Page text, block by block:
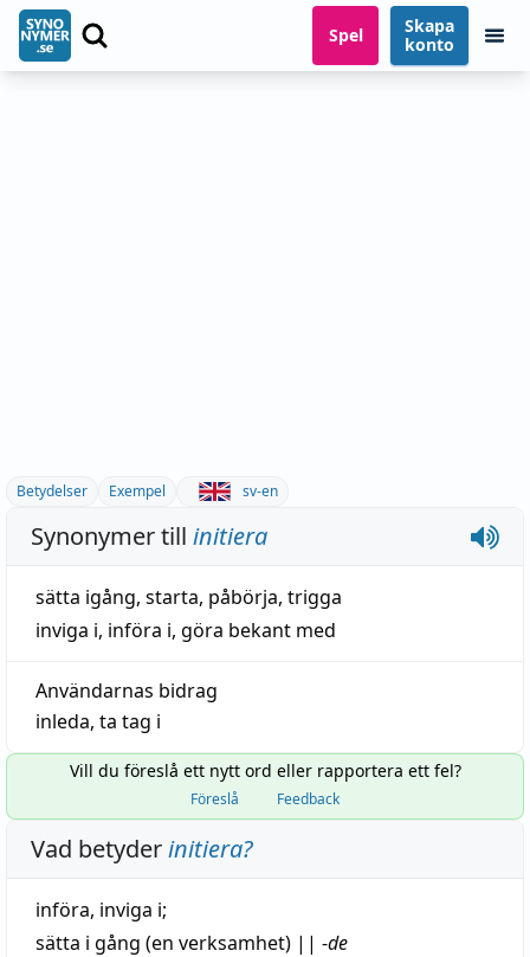
Spel
Skapa
konto
Betydelser Exempel sv-en
Synonymer till initiera
sätta igång, starta, påbörja, trigga
inviga i, införa i, göra bekant med
Användarnas bidrag
inleda, ta tag i
Vill du föreslå ett nytt ord eller rapportera ett fel?
Föreslå Feedback
Vad betyderinitiera?
införa, inviga i;
sätta i gång (en verksamhet) || -de